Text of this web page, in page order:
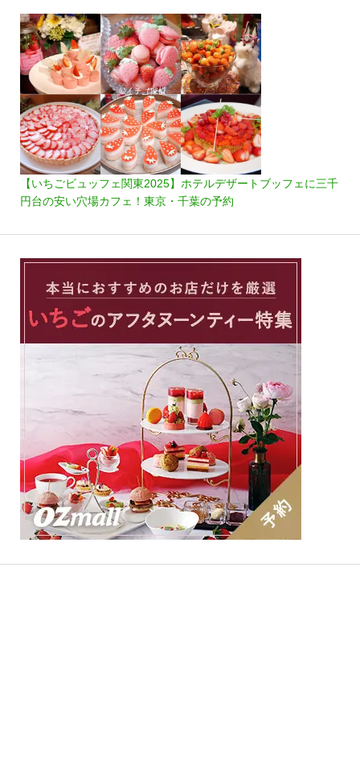
【いちごビュッフェ関東2025】ホテルデザートブッフェに三千
円台の安い穴場カフェ！東京・千葉の予約